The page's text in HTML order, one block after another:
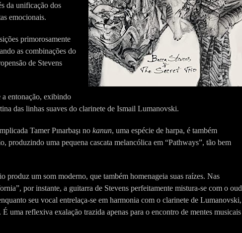
da unificação dos
emocionais.
primorosamente
as combinações do
de Stevens
entonação, exibindo
das linhas suaves do clarinete de Ismail Lumanovski.
Tamer Pınarbaşı no kanun, uma espécie de harpa, é também
produzindo uma pequena cascata melancólica em “Pathways”, tão bem
produz um som moderno, que também homenageia suas raízes. Nas
por instante, a guitarra de Stevens perfeitamente mistura-se com o oud
seu vocal entrelaça-se em harmonia com o clarinete de Lumanovski,
uma reflexiva exalação trazida apenas para o encontro de mentes musicais